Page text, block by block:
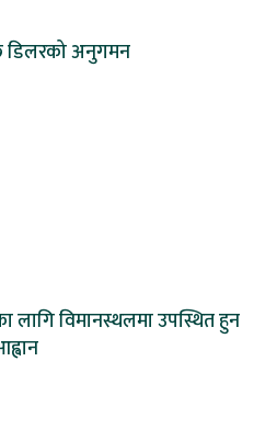
डिलरको अनुगमन
लागि विमानस्थलमा उपस्थित हुन